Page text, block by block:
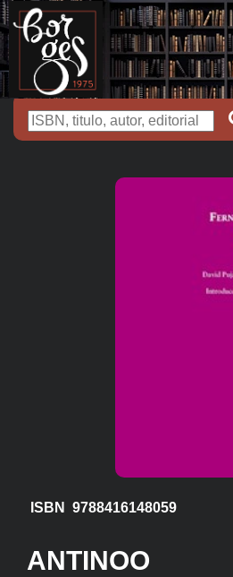
ISBN 9788416148059
ANTINOO